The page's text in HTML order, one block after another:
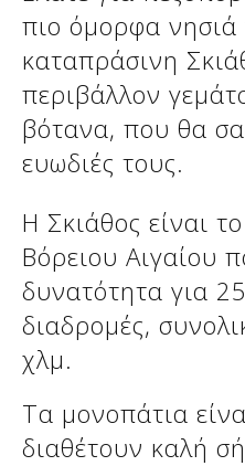
Δείτε μας:
Δείτε μας:
Δείτε μας:
Δείτε μας:
Δείτε μας:
Δείτε μας:
Δείτε μας:
Δείτε μας:
Δείτε μας:
Δείτε μας:
πιο όμορφα νησιά
καταπράσινη
περιβάλλον
βότανα, που θα
ευωδιές τους.
Η Σκιάθος είναι
Βόρειου Αιγαίου
δυνατότητα για
διαδρομές,
χλμ.
Τα μονοπάτια
διαθέτουν καλή